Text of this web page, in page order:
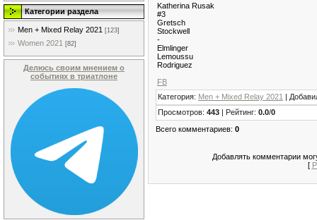
Категории раздела
Men + Mixed Relay 2021 [123]
Women 2021 [82]
Делюсь своим мнением о
событиях в триатлоне
Katherina Rusak
#3
Gretsch
Stockwell
-
Elmlinger
Lemoussu
Rodriguez
FB
Категория: Men + Mixed Relay 2021 |
Просмотров: 443 | Рейтинг: 0.0/0
Всего комментариев: 0
Добавлять комментарии
[